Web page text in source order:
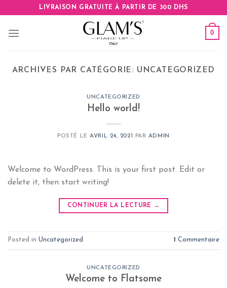
content
LIVRAISON GRATUITE À PARTIR DE 300 DHS
0
ARCHIVES PAR CATÉGORIE: UNCATEGORIZED
UNCATEGORIZED
Hello world!
POSTÉ LEAVRIL 24, 2021 PAR ADMIN
Welcome to WordPress. This is your first post. Edit or
delete it, then start writing!
CONTINUER LA LECTURE →
Posted in Uncategorized 1 Commentaire
UNCATEGORIZED
Welcome to Flatsome